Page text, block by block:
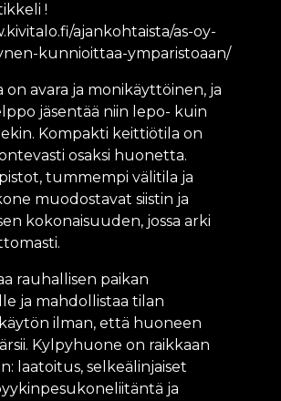
!
ajankohtaista/as-oy-
kunnioittaa-ymparistoaan/
avara ja monikäyttöinen, ja
jäsentää niin lepo- kuin
Kompakti keittiötila on
osaksi huonetta.
tummempi välitila ja
muodostavat siistin ja
kokonaisuuden, jossa arki
rauhallisen paikan
ja mahdollistaa tilan
ilman, että huoneen
Kylpyhuone on raikkaan
laatoitus, selkeälinjaiset
ja